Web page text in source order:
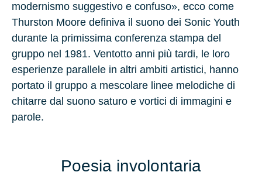
modernismo suggestivo e confuso», ecco come
Thurston Moore definiva il suono dei Sonic Youth
durante la primissima conferenza stampa del
gruppo nel 1981. Ventotto anni più tardi, le loro
esperienze parallele in altri ambiti artistici, hanno
portato il gruppo a mescolare linee melodiche di
chitarre dal suono saturo e vortici di immagini e
parole.
Poesia involontaria